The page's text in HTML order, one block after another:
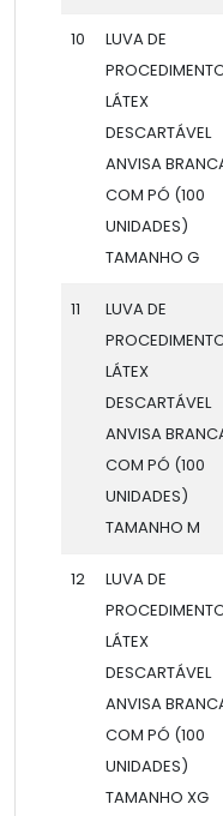
10
LUVA DE
LÁTEX
DESCARTÁVEL
ANVISA
COM PÓ (100
UNIDADES)
TAMANHO G
11
LUVA DE
LÁTEX
DESCARTÁVEL
ANVISA
COM PÓ (100
UNIDADES)
TAMANHO M
12
LUVA DE
LÁTEX
DESCARTÁVEL
ANVISA
COM PÓ (100
UNIDADES)
TAMANHO XG